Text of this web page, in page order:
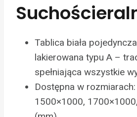
Tablica biała
lakierowana typu A –
spełniająca wszystkie
Dostępna w
1500×1000,